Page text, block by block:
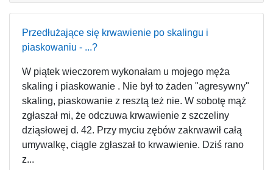
Przedłużające się krwawienie po skalingu i
piaskowaniu - ...?
W piątek wieczorem wykonałam u mojego męża
skaling i piaskowanie . Nie był to żaden "agresywny"
skaling, piaskowanie z resztą też nie. W sobotę mąż
zgłaszał mi, że odczuwa krwawienie z szczeliny
dziąsłowej d. 42. Przy myciu zębów zakrwawił całą
umywalkę, ciągle zgłaszał to krwawienie. Dziś rano
z...